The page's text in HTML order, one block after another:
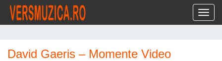
David Gaeris – Momente Video